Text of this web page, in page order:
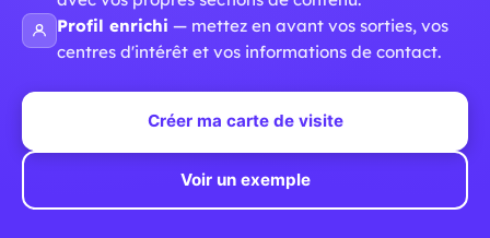
Profil enrichi — mettez en avant vos sorties, vos
centres d'intérêt et vos informations de contact.
Créer ma carte de visite
Voir un exemple